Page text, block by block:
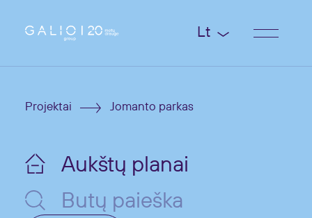
Lt
Projektai Jomanto parkas
Aukštų planai
Butų paieška